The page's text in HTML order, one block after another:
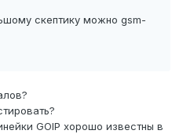
скептику можно gsm-
GOIP хорошо известны в